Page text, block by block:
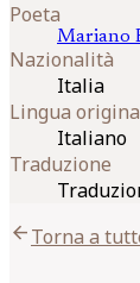
Poeta
Mariano
Nazionalità
Italia
Lingua
Italiano
Traduzione
arrow_backTorna a